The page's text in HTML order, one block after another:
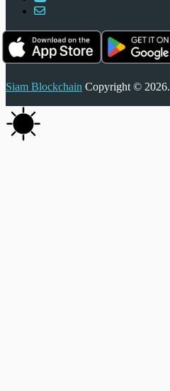
Siam Blockchain Copyright © 2026.